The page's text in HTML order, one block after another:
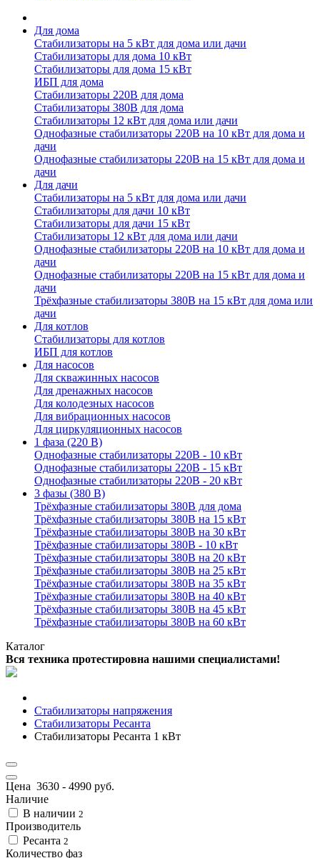
Для дома
Стабилизаторы на 5 кВт для дома или дачи
Стабилизаторы для дома 10 кВт
Стабилизаторы для дома 15 кВт
ИБП для дома
Стабилизаторы 220В для дома
Стабилизаторы 380В для дома
Стабилизаторы 12 кВт для дома или дачи
Однофазные стабилизаторы 220В на 10 кВт для дома и
дачи
Однофазные стабилизаторы 220В на 15 кВт для дома и
дачи
Для дачи
Стабилизаторы на 5 кВт для дома или дачи
Стабилизаторы для дачи 10 кВт
Стабилизаторы для дачи 15 кВт
Стабилизаторы 12 кВт для дома или дачи
Однофазные стабилизаторы 220В на 10 кВт для дома и
дачи
Однофазные стабилизаторы 220В на 15 кВт для дома и
дачи
Трёхфазные стабилизаторы 380В на 15 кВт для дома или
дачи
Для котлов
Стабилизаторы для котлов
ИБП для котлов
Для насосов
Для скважинных насосов
Для дренажных насосов
Для колодезных насосов
Для вибрационных насосов
Для циркуляционных насосов
1 фаза (220 В)
Однофазные стабилизаторы 220В - 10 кВт
Однофазные стабилизаторы 220В - 15 кВт
Однофазные стабилизаторы 220В - 20 кВт
3 фазы (380 В)
Трёхфазные стабилизаторы 380В для дома
Трёхфазные стабилизаторы 380В на 15 кВт
Трёхфазные стабилизаторы 380В на 30 кВт
Трёхфазные стабилизаторы 380В - 10 кВт
Трёхфазные стабилизаторы 380В на 20 кВт
Трёхфазные стабилизаторы 380В на 25 кВт
Трёхфазные стабилизаторы 380В на 35 кВт
Трёхфазные стабилизаторы 380В на 40 кВт
Трёхфазные стабилизаторы 380В на 45 кВт
Трёхфазные стабилизаторы 380В на 60 кВт
Каталог
Вся техника протестировна нашими специалистами!
Стабилизаторы напряжения
Стабилизаторы Ресанта
Стабилизаторы Ресанта 1 кВт
Цена 3630 - 4990 руб.
Наличие
В наличии 2
Производитель
Ресанта 2
Количество фаз